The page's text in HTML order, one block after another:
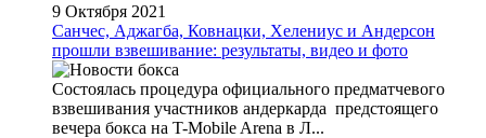
9 Октября 2021
Санчес, Аджагба, Ковнацки, Хелениус и Андерсон
прошли взвешивание: результаты, видео и фото
Состоялась процедура официального предматчевого
взвешивания участников андеркарда предстоящего
вечера бокса на T-Mobile Arena в Л...